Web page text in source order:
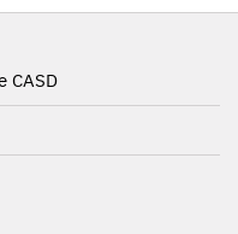
CASD